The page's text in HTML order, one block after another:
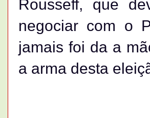
Rousseff, que
negociar com o
jamais foi da a
a arma desta